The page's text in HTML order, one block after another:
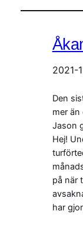
2021-
Den
mer än
Jason
Hej!
på när
har